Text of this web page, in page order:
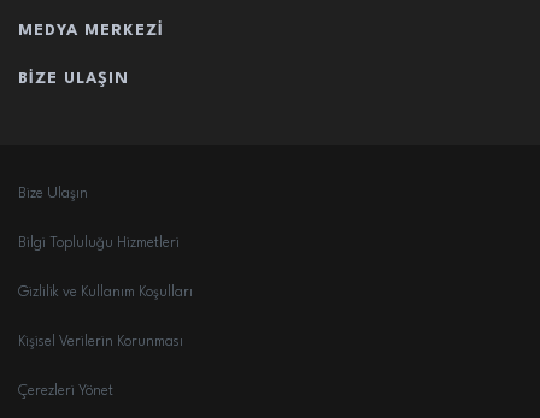
MEDYA MERKEZI
BIZE ULAŞIN
Bize Ulaşın
Bilgi Topluluğu Hizmetleri
Gizlilik ve Kullanım Koşulları
Kişisel Verilerin Korunması
Çerezleri Yönet